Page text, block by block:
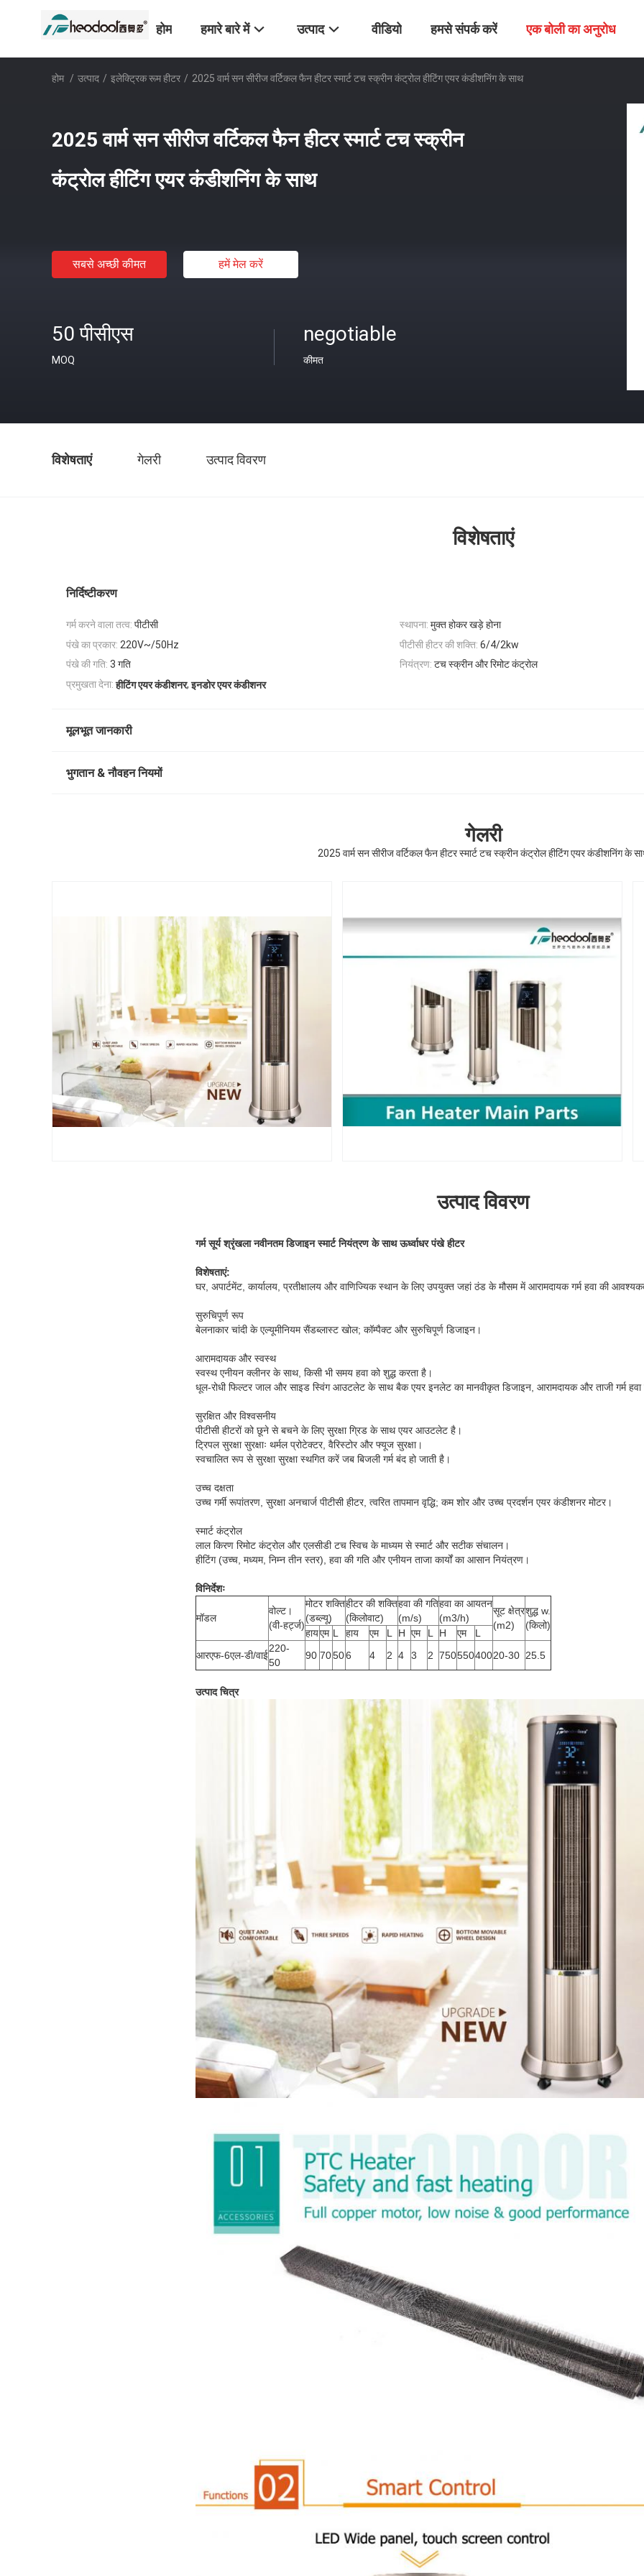
होम हमारे बारे में उत्पाद वीडियो हमसे संपर्क करें एक बोली का अनुरोध
होम / उत्पाद / इलेक्ट्रिक रूम हीटर / 2025 वार्म सन सीरीज वर्टिकल फैन हीटर स्मार्ट टच स्क्रीन कंट्रोल हीटिंग एयर कंडीशनिंग के साथ
2025 वार्म सन सीरीज वर्टिकल फैन हीटर स्मार्ट टच स्क्रीन
कंट्रोल हीटिंग एयर कंडीशनिंग के साथ
सबसे अच्छी कीमत हमें मेल करें
50 पीसीएस
MOQ
negotiable
कीमत
विशेषताएं गेलरी उत्पाद विवरण
विशेषताएं
निर्दिष्टीकरण
गर्म करने वाला तत्व: पीटीसी स्थापना: मुक्त होकर खड़े होना
पंखे का प्रकार: 220V~/50Hz पीटीसी हीटर की शक्ति: 6/4/2kw
पंखे की गति: 3 गति नियंत्रण: टच स्क्रीन और रिमोट कंट्रोल
प्रमुखता देना: हीटिंग एयर कंडीशनर,इनडोर एयर कंडीशनर
मूलभूत जानकारी
भुगतान & नौवहन नियमों
गेलरी
2025 वार्म सन सीरीज वर्टिकल फैन हीटर स्मार्ट टच स्क्रीन कंट्रोल हीटिंग एयर कंडीशनिंग के
उत्पाद विवरण
गर्म सूर्य श्रृंखला नवीनतम डिजाइन स्मार्ट नियंत्रण के साथ ऊर्ध्वाधर पंखे हीटर
विशेषताएं:
घर, अपार्टमेंट, कार्यालय, प्रतीक्षालय और वाणिज्यिक स्थान के लिए उपयुक्त जहां ठंड के मौसम में आरामदायक गर्म हवा की
सुरुचिपूर्ण रूप
बेलनाकार चांदी के एल्यूमीनियम सैंडब्लास्ट खोल; कॉम्पैक्ट और सुरुचिपूर्ण डिजाइन।
आरामदायक और स्वस्थ
स्वस्थ एनीयन क्लीनर के साथ, किसी भी समय हवा को शुद्ध करता है।
धूल-रोधी फिल्टर जाल और साइड स्विंग आउटलेट के साथ बैक एयर इनलेट का मानवीकृत डिजाइन, आरामदायक और ताजी गर्म हवा
सुरक्षित और विश्वसनीय
पीटीसी हीटरों को छूने से बचने के लिए सुरक्षा ग्रिड के साथ एयर आउटलेट है।
ट्रिपल सुरक्षा सुरक्षाः थर्मल प्रोटेक्टर, वैरिस्टोर और फ्यूज सुरक्षा।
स्वचालित रूप से सुरक्षा सुरक्षा स्थगित करें जब बिजली गर्म बंद हो जाती है।
उच्च दक्षता
उच्च गर्मी रूपांतरण, सुरक्षा अनचार्ज पीटीसी हीटर, त्वरित तापमान वृद्धि; कम शोर और उच्च प्रदर्शन एयर कंडीशनर मोटर।
स्मार्ट कंट्रोल
लाल किरण रिमोट कंट्रोल और एलसीडी टच स्विच के माध्यम से स्मार्ट और सटीक संचालन।
हीटिंग (उच्च, मध्यम, निम्न तीन स्तर), हवा की गति और एनीयन ताजा कार्यों का आसान नियंत्रण।
विनिर्देशः
मॉडल
वोल्ट।
(वी-हर्ट्ज)
मोटर शक्ति
(डब्ल्यू)
हीटर की शक्ति
(किलोवाट)
हवा की गति
(m/s)
हवा का आयतन
(m3/h)
सूट क्षेत्र
(m2)
शुद्ध w.
(किलो)
हायएम L हाय एम L H एम L H एम
L
आरएफ-6एल-डी/वाई
220-
50
90 70506 4 2 4 3 2 75055040020-30 25.5
उत्पाद चित्र